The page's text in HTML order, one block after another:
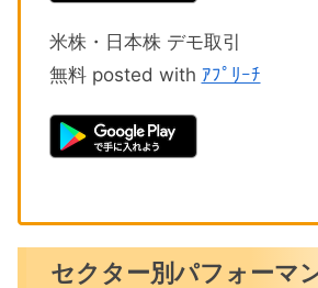
米株・日本株 デモ取引
無料 posted with ｱﾌﾟﾘｰﾁ
セクター別パフォーマ